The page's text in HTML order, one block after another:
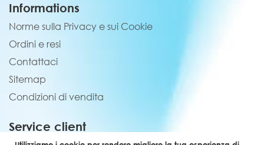
Informations
Norme sulla Privacy e sui Cookie
Ordini e resi
Contattaci
Sitemap
Condizioni di vendita
Service client